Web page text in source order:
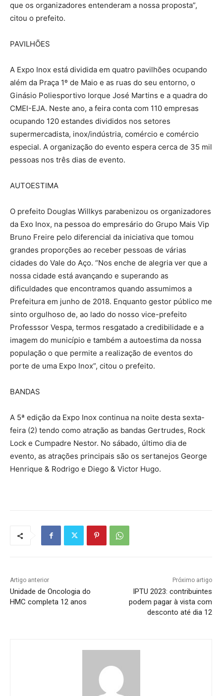
que os organizadores entenderam a nossa proposta”,
citou o prefeito.
PAVILHÕES
A Expo Inox está dividida em quatro pavilhões ocupando
além da Praça 1º de Maio e as ruas do seu entorno, o
Ginásio Poliesportivo Iorque José Martins e a quadra do
CMEI-EJA. Neste ano, a feira conta com 110 empresas
ocupando 120 estandes divididos nos setores
supermercadista, inox/indústria, comércio e comércio
especial. A organização do evento espera cerca de 35 mil
pessoas nos três dias de evento.
AUTOESTIMA
O prefeito Douglas Willkys parabenizou os organizadores
da Exo Inox, na pessoa do empresário do Grupo Mais Vip
Bruno Freire pelo diferencial da iniciativa que tomou
grandes proporções ao receber pessoas de várias
cidades do Vale do Aço. “Nos enche de alegria ver que a
nossa cidade está avançando e superando as
dificuldades que encontramos quando assumimos a
Prefeitura em junho de 2018. Enquanto gestor público me
sinto orgulhoso de, ao lado do nosso vice-prefeito
Professsor Vespa, termos resgatado a credibilidade e a
imagem do município e também a autoestima da nossa
população o que permite a realização de eventos do
porte de uma Expo Inox”, citou o prefeito.
BANDAS
A 5ª edição da Expo Inox continua na noite desta sexta-
feira (2) tendo como atração as bandas Gertrudes, Rock
Lock e Cumpadre Nestor. No sábado, último dia de
evento, as atrações principais são os sertanejos George
Henrique & Rodrigo e Diego & Victor Hugo.
Artigo anterior
Unidade de Oncologia do
HMC completa 12 anos
Próximo artigo
IPTU 2023: contribuintes
podem pagar à vista com
desconto até dia 12